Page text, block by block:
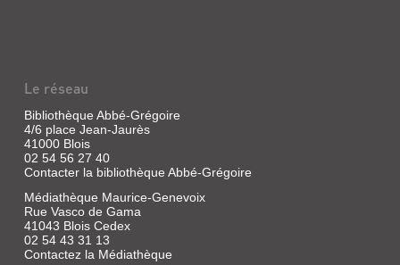
THÉ...
Livre
Sagar,
Andy
Pocket
jeunesse,
2025
L'apprentie
sorcière
Le réseau
Bibliothèque Abbé-Grégoire
4/6 place Jean-Jaurès
41000 Blois
02 54 56 27 40
Contacter la bibliothèque Abbé-Grégoire
Médiathèque Maurice-Genevoix
Rue Vasco de Gama
41043 Blois Cedex
02 54 43 31 13
Contactez la Médiathèque